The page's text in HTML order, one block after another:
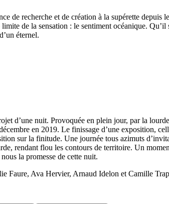
de recherche et de création à la supérette depuis
de la sensation : le sentiment océanique.
éternel.
d’une nuit. Provoquée en plein jour, par la
en 2019. Le finissage d’une exposition,
sur la finitude. Une journée tous azimuts
rendant flou les contours de territoire. Un
la promesse de cette nuit.
Faure, Ava Hervier, Arnaud Idelon et Camille